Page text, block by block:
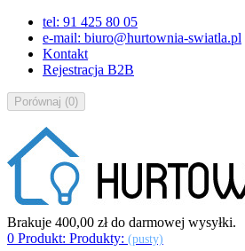
tel: 91 425 80 05
e-mail: biuro@hurtownia-swiatla.pl
Kontakt
Rejestracja B2B
Porównaj (0)
Brakuje 400,00 złdo darmowej wysyłki.
0 Produkt: Produkty: (pusty)